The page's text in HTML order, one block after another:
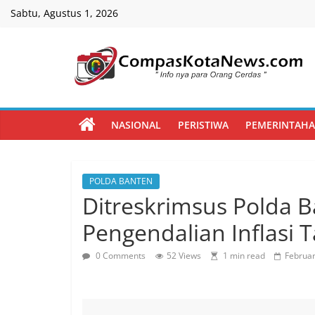
SkipSabtu, Agustus 1, 2026
Compas
Kota
CompasKotaNews.com
Hadir
untuk
memberikan
informasi
NASIONAL PERISTIWA
POLDA BANTEN
Ditreskrimsus Polda
Pengendalian Inflasi
0 Comments 52 Views 1 min read